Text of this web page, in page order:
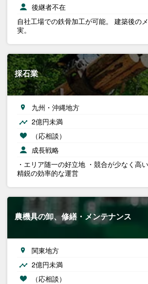
後継者不在
自社工場での鉄骨加工が可能。 建築後の
実。
採石業
九州・沖縄地方
2億円未満
（応相談）
成長戦略
・エリア随一の好立地 ・競合が少なく高
精鋭の効率的な運営
農機具の卸、修繕・メンテナンス
関東地方
2億円未満
（応相談）